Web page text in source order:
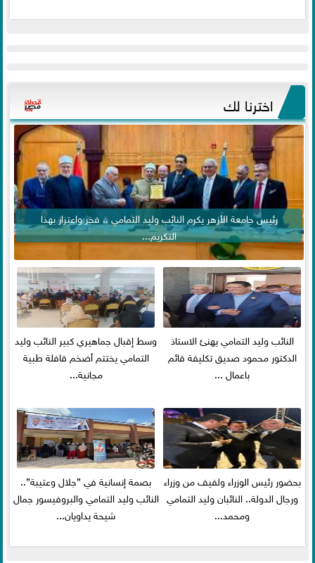
اخترنا لك
رئيس جامعة الأزهر يكرم النائب وليد التمامي .. فخر واعتزاز بهذا
التكريم...
النائب وليد التمامي يهنئ الاستاذ
الدكتور محمود صديق تكليفة قائم
باعمال ...
وسط إقبال جماهيري كبير النائب وليد
التمامي يختتم أضخم قافلة طبية
مجانية...
بحضور رئيس الوزراء ولفيف من وزراء
ورجال الدولة.. النائبان وليد التمامي
ومحمد...
بصمة إنسانية في ”جلال وعتيبة”..
النائب وليد التمامي والبروفيسور جمال
شيحة يداويان...